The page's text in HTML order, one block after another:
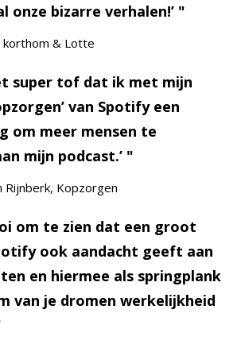
onze bizarre verhalen!’
korthom & Lotte
super tof dat ik met mijn
van Spotify een
om meer mensen te
mijn podcast.’
Rijnberk, Kopzorgen
om te zien dat een groot
ook aandacht geeft aan
en hiermee als springplank
van je dromen werkelijkheid